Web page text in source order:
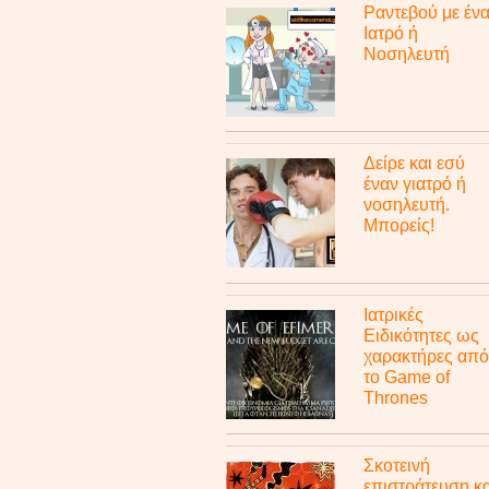
Ραντεβού με
Ιατρό ή
Νοσηλευτή
Δείρε και εσύ
έναν γιατρό ή
νοσηλευτή.
Μπορείς!
Ιατρικές
Ειδικότητες ως
χαρακτήρες από
το Game of
Thrones
Σκοτεινή